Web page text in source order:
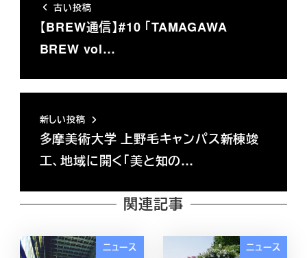
古い投稿
【BREW通信】#10 「TAMAGAWA
BREW vol…
新しい投稿
多摩美術大学 上野毛キャンパス新棟竣
工、地域に開く「美と知の…
関連記事
ニュース ニュース